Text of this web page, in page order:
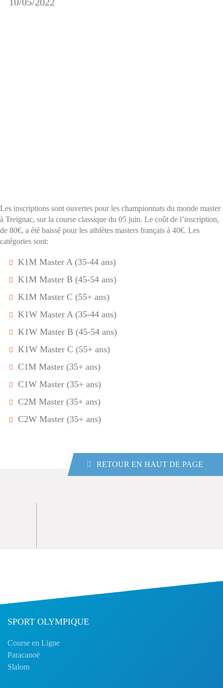
10/05/2022
Les inscriptions sont ouvertes pour les championnats du monde master
à Treignac, sur la course classique du 05 juin. Le coût de l’inscription,
de 80€, a été baissé pour les athlètes masters français à 40€. Les
catégories sont:
K1M Master A (35-44 ans)
K1M Master B (45-54 ans)
K1M Master C (55+ ans)
K1W Master A (35-44 ans)
K1W Master B (45-54 ans)
K1W Master C (55+ ans)
C1M Master (35+ ans)
C1W Master (35+ ans)
C2M Master (35+ ans)
C2W Master (35+ ans)
RETOUR EN HAUT DE PAGE
SPORT OLYMPIQUE
Course en Ligne
Paracanoë
Slalom